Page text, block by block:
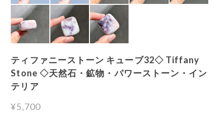
ティファニーストーン キューブ32◇ Tiffany
Stone ◇天然石・鉱物・パワーストーン・イン
テリア
¥5,700